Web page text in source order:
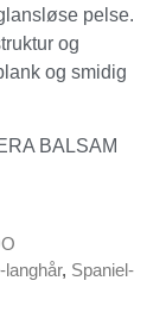
pelse.
og
og smidig
BALSAM
langhår, Spaniel-